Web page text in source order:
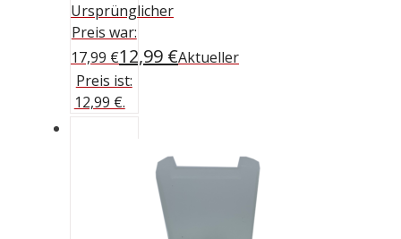
Ursprünglicher
Preis war:
17,99 €12,99 €Aktueller
Preis ist:
12,99 €.